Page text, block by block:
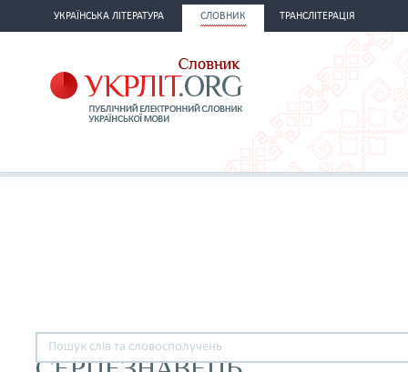
УКРАЇНСЬКА ЛІТЕРАТУРА СЛОВНИК ТРАНСЛІТЕРАЦІЯ